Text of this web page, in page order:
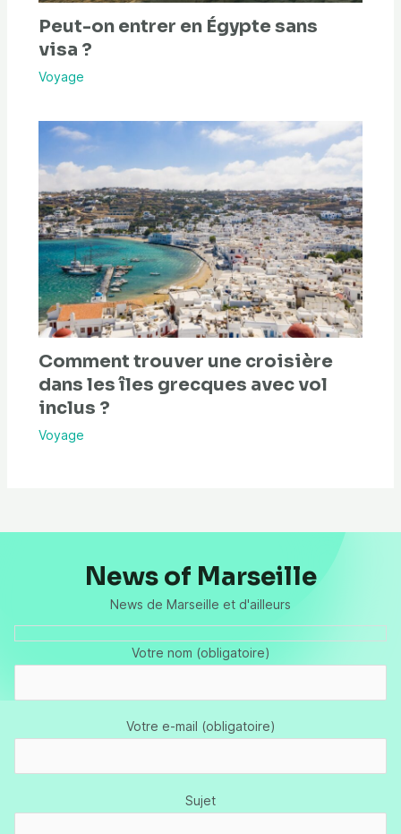
Peut-on entrer en Égypte sans
visa ?
Voyage
Comment trouver une croisière
dans les îles grecques avec vol
inclus ?
Voyage
News of Marseille
News de Marseille et d'ailleurs
Votre nom (obligatoire)
Votre e-mail (obligatoire)
Sujet